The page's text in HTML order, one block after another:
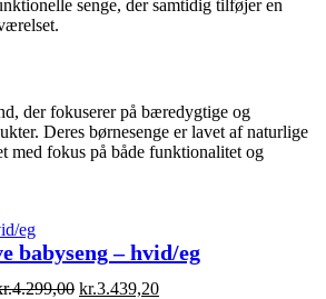
senge, der samtidig tilføjer en
der fokuserer på bæredygtige og
Deres børnesenge er lavet af naturlige
med fokus på både funktionalitet og
babyseng – hvid/eg
4.299,00 Original
kr.3.439,20Current